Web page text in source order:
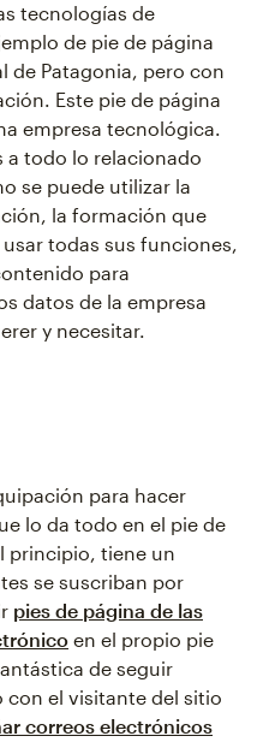
tecnologías de
de pie de página
de Patagonia, pero con
Este pie de página
empresa tecnológica.
a todo lo relacionado
se puede utilizar la
la formación que
todas sus funciones,
para
datos de la empresa
y necesitar.
para hacer
lo da todo en el pie de
principio, tiene un
se suscriban por
pies de página de las
en el propio pie
de seguir
el visitante del sitio
correos electrónicos